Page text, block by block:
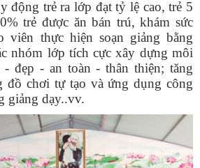
động trẻ ra lớp đạt tỷ lệ cao, trẻ 5
trẻ được ăn bán trú, khám sức
viên thực hiện soạn giảng bằng
nhóm lớp tích cực xây dựng môi
- đẹp - an toàn - thân thiện; tăng
đồ chơi tự tạo và ứng dụng công
giảng dạy..vv.